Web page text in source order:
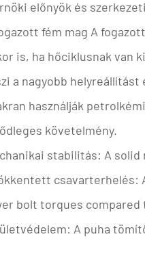
előnyök és
fém mag A
is, ha hőciklusnak van
a nagyobb helyreállítást
használják
követelmény.
stabilitás: A solid
csavarterhelés:
bolt torques
A puha